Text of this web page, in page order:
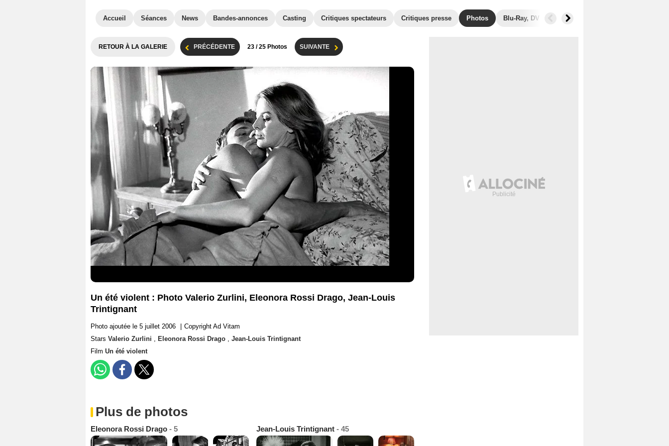
Accueil Séances News Bandes-annonces Casting Critiques spectateurs Critiques presse Photos Blu-Ray, DVD Secrets de tournage
RETOUR À LA GALERIE PRÉCÉDENTE 23 / 25 Photos SUIVANTE
Un été violent : Photo Valerio Zurlini, Eleonora Rossi Drago, Jean-Louis
Trintignant
Photo ajoutée le 5 juillet 2006
Copyright Ad Vitam
Stars Valerio Zurlini , Eleonora Rossi Drago , Jean-Louis Trintignant
Film Un été violent
Plus de photos
Eleonora Rossi Drago - 5 Jean-Louis Trintignant - 45